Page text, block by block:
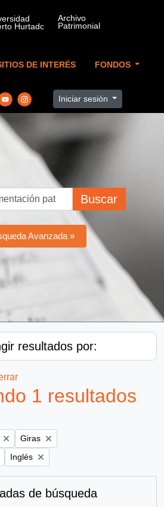
DE INTERÉS FONDOS
Iniciar sesión
Buscar
Avanzada »
resultados por:
1 resultados
Remove filter:
Giras
Remove filter:
Inglés
de búsqueda